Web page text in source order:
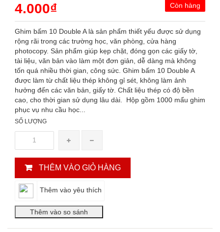
Còn hàng
4.000₫
Ghim bấm 10 Double A là sản phẩm thiết yếu được sử dụng
rộng rãi trong các trường học, văn phòng, cửa hàng
photocopy. Sản phẩm giúp kẹp chặt, đóng gọn các giấy tờ,
tài liệu, văn bản vào làm một đơn giản, dễ dàng mà không
tốn quá nhiều thời gian, công sức. Ghim bấm 10 Double A
được làm từ chất liệu thép không gỉ sét, không làm ảnh
hưởng đến các văn bản, giấy tờ. Chất liệu thép có độ bền
cao, cho thời gian sử dụng lâu dài. Hộp gồm 1000 mẩu ghim
phục vụ nhu cầu học...
SỐ LƯỢNG
THÊM VÀO GIỎ HÀNG
Thêm vào yêu thích